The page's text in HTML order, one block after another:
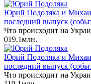
Юрий Подоляка и
последний выпуск
Что происходит на
019.1млн.
Юрий Подоляка и
последний выпуск
Что происходит на